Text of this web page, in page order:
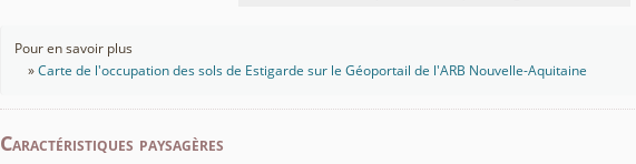
Pour en savoir plus
Carte de l'occupation des sols de Estigarde sur le Géoportail de l'ARB Nouvelle-Aquitaine
Caractéristiques paysagères